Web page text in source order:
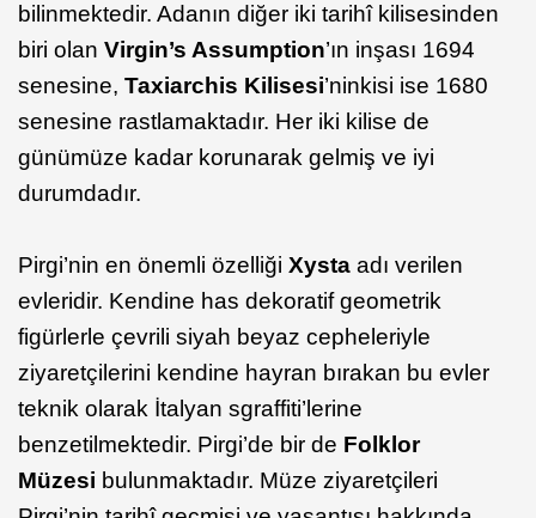
bilinmektedir. Adanın diğer iki tarihî kilisesinden
biri olan Virgin’s Assumption’ın inşası 1694
senesine, Taxiarchis Kilisesi’ninkisi ise 1680
senesine rastlamaktadır. Her iki kilise de
günümüze kadar korunarak gelmiş ve iyi
durumdadır.
Pirgi’nin en önemli özelliği Xysta adı verilen
evleridir. Kendine has dekoratif geometrik
figürlerle çevrili siyah beyaz cepheleriyle
ziyaretçilerini kendine hayran bırakan bu evler
teknik olarak İtalyan sgraffiti’lerine
benzetilmektedir. Pirgi’de bir de Folklor
Müzesi bulunmaktadır. Müze ziyaretçileri